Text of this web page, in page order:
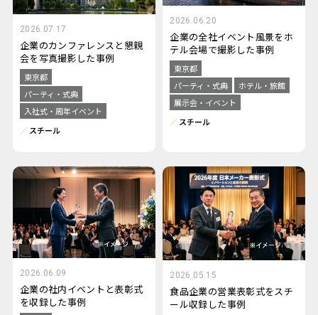
2026.07.17
企業のカンファレンスと懇親
会を写真撮影した事例
東京都
パーティ・式典
入社式・周年イベント
スチール
2026.06.20
企業の全社イベント風景をホ
テル会場で撮影した事例
東京都
パーティ・式典
ホテル・旅館
展示会・イベント
スチール
2026.06.09
企業の社内イベントと表彰式
を収録した事例
2026.05.15
食品企業の営業表彰式をスチ
ール収録した事例